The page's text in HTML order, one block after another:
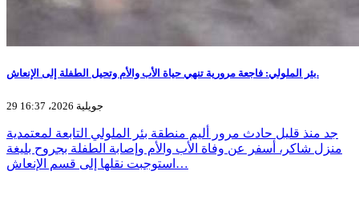
بئر الملولي: فاجعة مرورية تنهي حياة الأب والأم وتحيل الطفلة إلى الإنعاش.
29 جويلية 2026، 16:37
جد منذ قليل حادث مرور أليم منطقة بئر الملولي التابعة لمعتمدية
منزل شاكر، أسفر عن وفاة الأب والأم وإصابة الطفلة بجروح بليغة
استوجبت نقلها إلى قسم الإنعاش…